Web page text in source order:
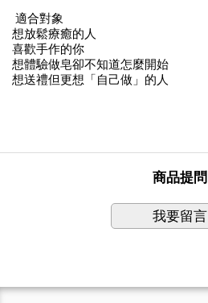
適合對象
想放鬆療癒的人
喜歡手作的你
想體驗做皂卻不知道怎麼開始
想送禮但更想「自己做」的人
商品提問
我要留言